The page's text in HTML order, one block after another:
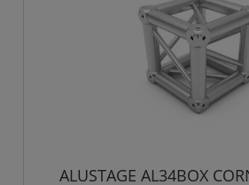
ALUSTAGE AL34BOX